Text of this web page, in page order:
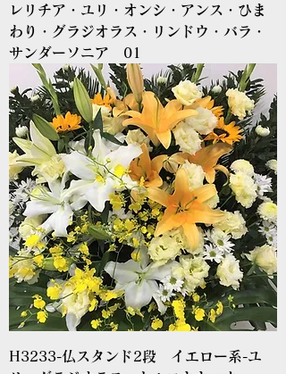
レリチア・ユリ・オンシ・アンス・ひま
わり・グラジオラス・リンドウ・バラ・
サンダーソニア 01
H3233-仏スタンド2段 イエロー系-ユ